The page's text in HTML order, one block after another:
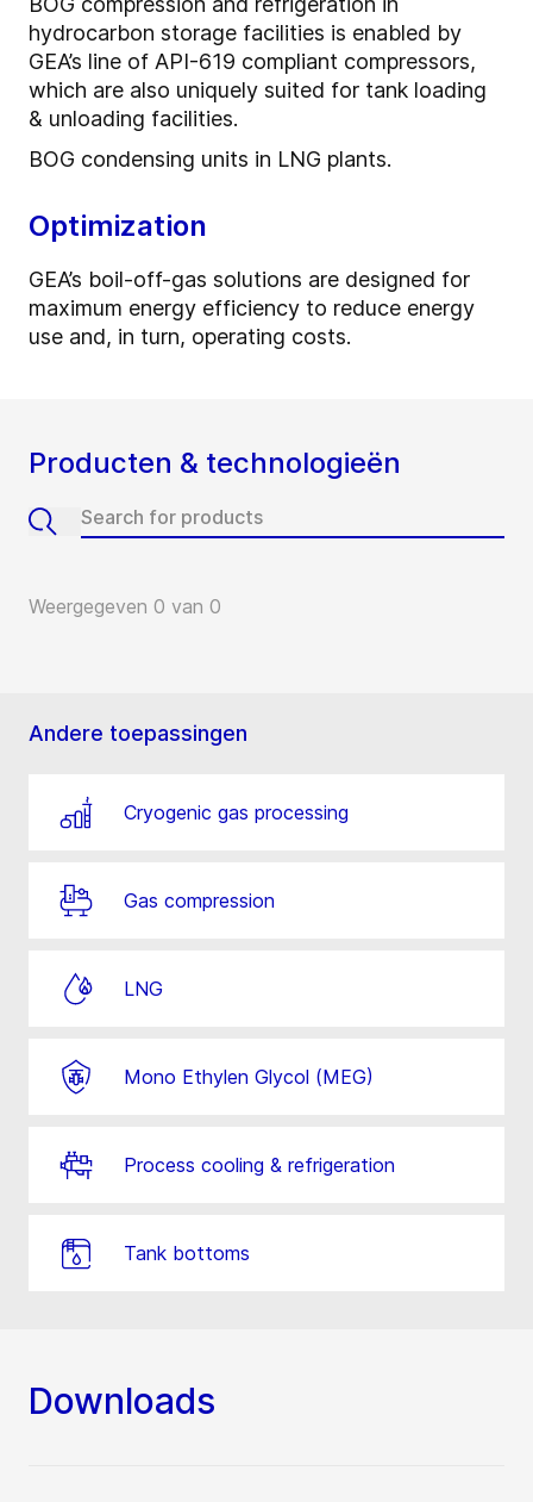
hydrocarbon storage facilities is enabled by
GEA’s line of API-619 compliant compressors,
which are also uniquely suited for tank loading
& unloading facilities.
BOG condensing units in LNG plants.
Optimization
GEA’s boil-off-gas solutions are designed for
maximum energy efficiency to reduce energy
use and, in turn, operating costs.
Producten & technologieën
Weergegeven 0 van 0
Andere toepassingen
Cryogenic gas processing
Gas compression
LNG
Mono Ethylen Glycol (MEG)
Process cooling & refrigeration
Tank bottoms
Downloads